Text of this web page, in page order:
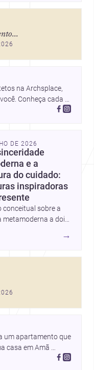
para quem
reformar ou
na Archsplace,
Conheça cada
próximos
DE 2026
e a
do cuidado:
inspiradoras
conceitual sobre a
metamoderna a dois
colocam escala
estar e experiência
uso e emoção
→
um apartamento que
casa em Amã
inspirações, projetos